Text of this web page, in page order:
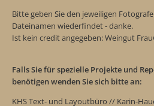
Bitte geben Sie den jeweiligen
Dateinamen wiederfindet - danke.
Ist kein credit angegeben: Weingut
Falls Sie für spezielle Projekte und
benötigen wenden Sie sich bitte an:
KHS Text- und Layoutbüro // Karin-